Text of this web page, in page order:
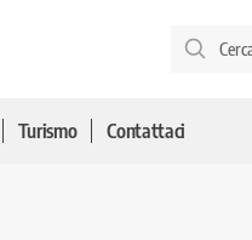
Turismo Contattaci